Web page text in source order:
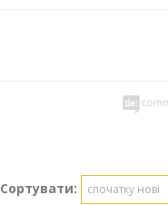
Сортувати: спочатку нові